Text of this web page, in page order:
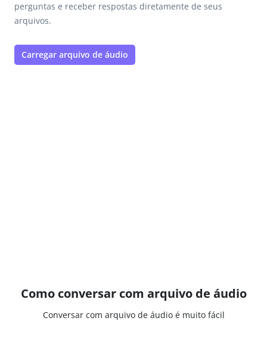
perguntas e receber respostas diretamente de seus
arquivos.
Carregar arquivo de áudio
Como conversar com arquivo de áudio
Conversar com arquivo de áudio é muito fácil